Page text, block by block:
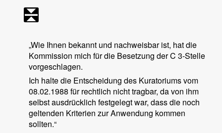
„Wie Ihnen bekannt und nachweisbar ist, hat die
Kommission mich für die Besetzung der C 3-Stelle
vorgeschlagen.
Ich halte die Entscheidung des Kuratoriums vom
08.02.1988 für rechtlich nicht tragbar, da von ihm
selbst ausdrücklich festgelegt war, dass die noch
geltenden Kriterien zur Anwendung kommen
sollten.“